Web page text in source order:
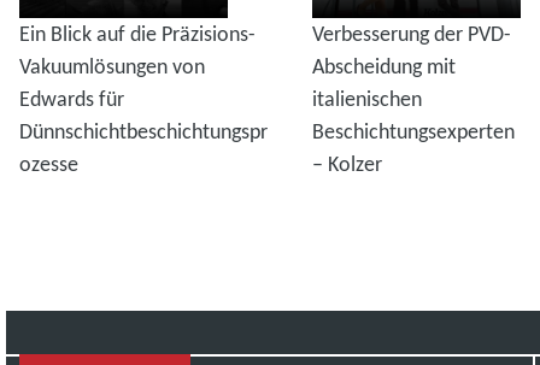
Ein Blick auf die Präzisions-
Vakuumlösungen von
Edwards für
Dünnschichtbeschichtungspr
ozesse
Verbesserung der PVD-
Abscheidung mit
italienischen
Beschichtungsexperten
– Kolzer